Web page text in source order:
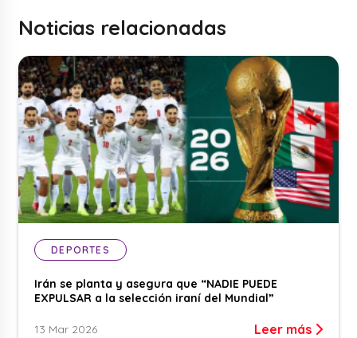
Noticias relacionadas
DEPORTES
Irán se planta y asegura que “NADIE PUEDE
EXPULSAR a la selección iraní del Mundial”
13 Mar 2026 Leer más